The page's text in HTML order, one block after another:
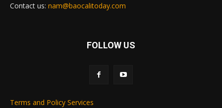
Contact us: nam@baocalitoday.com
FOLLOW US
Terms and Policy Services